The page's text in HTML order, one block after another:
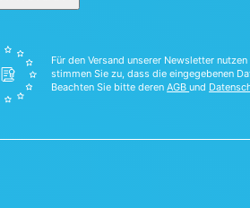
Für den Versand unserer Newsletter
stimmen Sie zu, dass die eingegebenen
Beachten Sie bitte derenAGBund